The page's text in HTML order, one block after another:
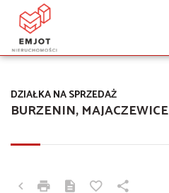
BURZENIN, MAJACZEWICE
DZIAŁKA NA SPRZEDAŻ